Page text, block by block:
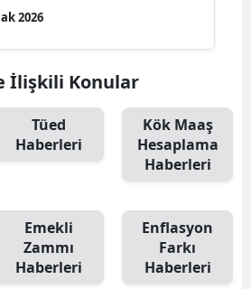
2026
İlişkili Konular
Tüed
Haberleri
Kök Maaş
Hesaplama
Haberleri
Emekli
Zammı
Haberleri
Enflasyon
Farkı
Haberleri